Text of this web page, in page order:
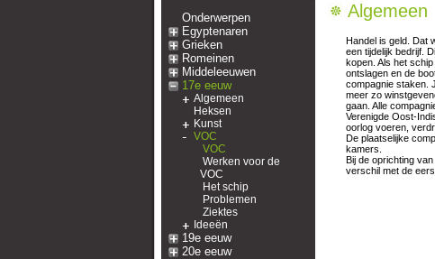
Onderwerpen
Egyptenaren
Grieken
Romeinen
Middeleeuwen
17e eeuw
Algemeen
Heksen
Kunst
VOC
VOC
Werken voor de
VOC
Het schip
Problemen
Ziektes
Ideeën
19e eeuw
20e eeuw
Algemeen
Handel is geld. Dat
een tijdelijk bedrijf.
kopen. Als het
ontslagen en de
compagnie staken.
meer zo
gaan. Alle
Verenigde Oost-
oorlog voeren,
De plaatselijke
kamers.
Bij de oprichting
verschil met de